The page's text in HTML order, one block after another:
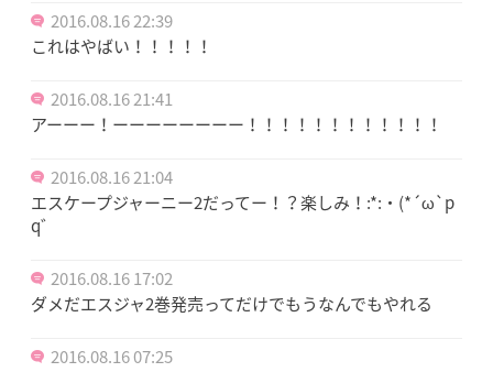
2016.08.16 22:39
これはやばい！！！！！
2016.08.16 21:41
アーーー！ーーーーーーーー！！！！！！！！！！！！
2016.08.16 21:04
エスケープジャーニー2だってー！？楽しみ！:*:・(*´ω`p
q゛
2016.08.16 17:02
ダメだエスジャ2巻発売ってだけでもうなんでもやれる
2016.08.16 07:25